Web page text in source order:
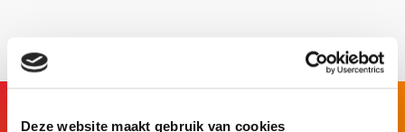
Deze website maakt gebruik van cookies